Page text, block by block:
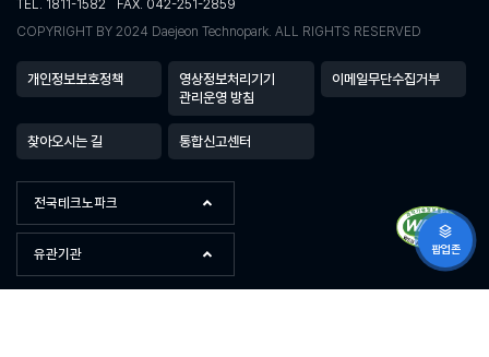
TEL. 1811-1582
FAX. 042-251-2859
COPYRIGHT BY 2024 Daejeon Technopark. ALL RIGHTS RESERVED
전국테크노파크
유관기관
개인정보보호정책
영상정보처리기기
관리운영 방침
이메일무단수집거부
찾아오시는 길 통합신고센터
팝업존